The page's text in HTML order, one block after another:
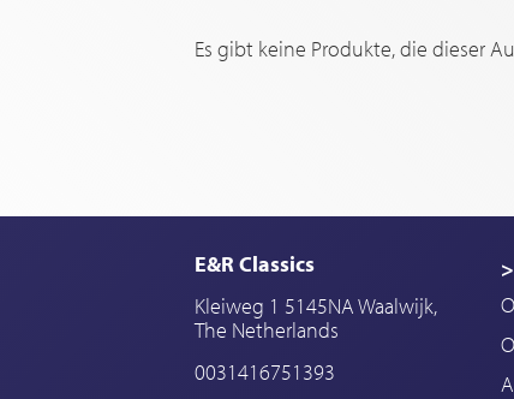
Es gibt keine Produkte, die dieser
E&R Classics
Kleiweg 1 5145NA Waalwijk,
The Netherlands
0031416751393